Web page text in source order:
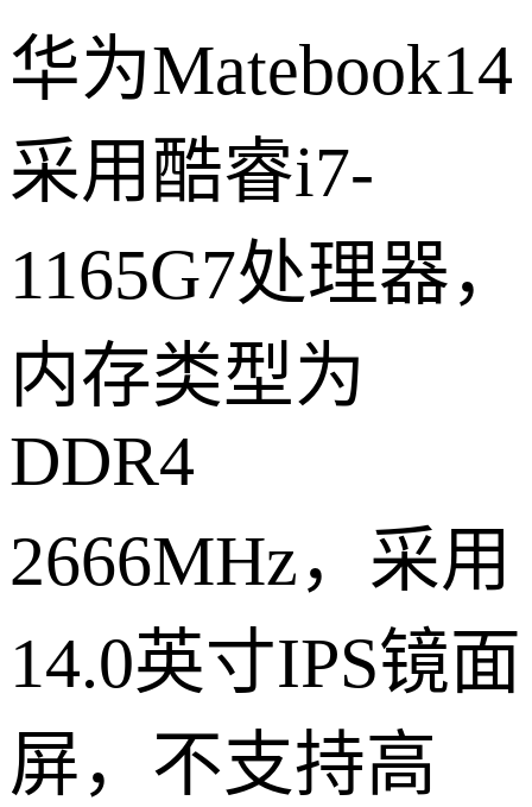
华为Matebook14
采用酷睿i7-
1165G7处理器，
内存类型为
DDR4
2666MHz，采用
14.0英寸IPS镜面
屏，不支持高